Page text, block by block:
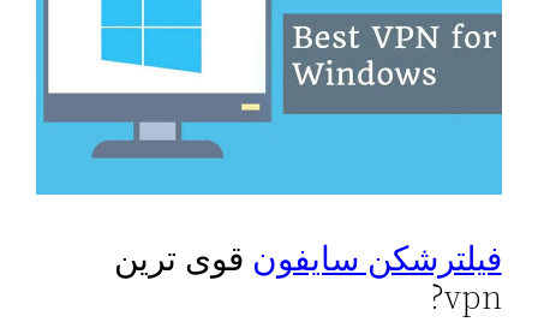
فیلترشکن سایفون قوی ترین
vpn?